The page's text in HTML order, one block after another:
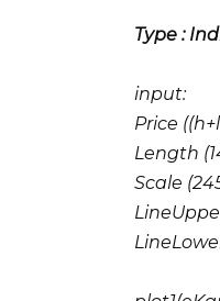
Type :
input:
Price
Length
Scale